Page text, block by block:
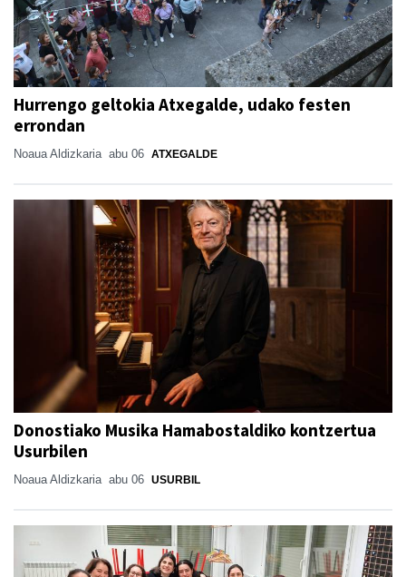
Hurrengo geltokia Atxegalde, udako festen
errondan
Noaua Aldizkaria abu 06 ATXEGALDE
Donostiako Musika Hamabostaldiko kontzertua
Usurbilen
Noaua Aldizkaria abu 06 USURBIL